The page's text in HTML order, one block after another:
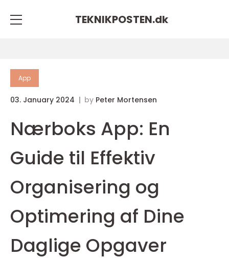
TEKNIKPOSTEN.dk
App
03. January 2024 by Peter Mortensen
Nærboks App: En
Guide til Effektiv
Organisering og
Optimering af Dine
Daglige Opgaver